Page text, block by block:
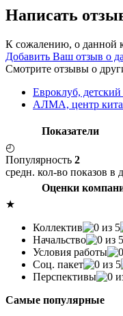
Написать
К сожалению, о данной
Добавить Ваш отзыв о
Смотрите отзывы о
Евроклуб, детский
АЛМА, центр
Показатели
◴
Популярность 2
средн. кол-во показов в
Оценки
★
Коллектив
Начальство
Условия работы
Соц. пакет
Перспективы
Самые популярные